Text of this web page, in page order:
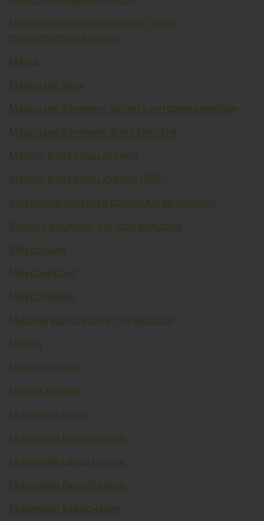
Макропруденциал чоралар (ингл.
macroprudential policy)
Маош
Марказий банк
Марказий банкнинг валюта интервенциялари
Марказий банкнинг фоиз сиёсати
Махсус қарз олиш ҳуқуқи
Махсус қарз олиш ҳуқуқи (SDR)
Маъмурий тартибга солинадиган нархлар
Меҳнат ҳақининг энг кам миқдори
Микрозайм
Микрокредит
Микролизинг
Миллий валютадаги пул массаси
Молия
Молия бозори
Молия тизими
Молиявий агент
Молиявий барқарорлик
Молиявий саводхонлик
Молиявий фирибгарлик
Молиявий хавфсизлик